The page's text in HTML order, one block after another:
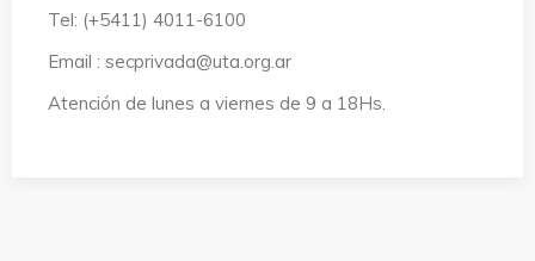
Tel: (+5411) 4011-6100
Email : secprivada@uta.org.ar
Atención de lunes a viernes de 9 a 18Hs.